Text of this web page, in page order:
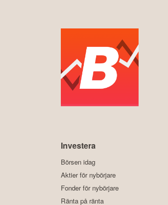
Investera
Börsen idag
Aktier för nybörjare
Fonder för nybörjare
Ränta på ränta